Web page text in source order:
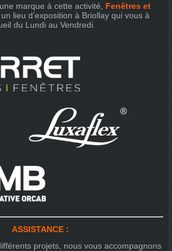
marque à cette activité, Fenêtres et
un lieu d’exposition à Briollay qui vous à
du Lundi au Vendredi.
ASSISTANCE :
projets, nous vous accompagnons